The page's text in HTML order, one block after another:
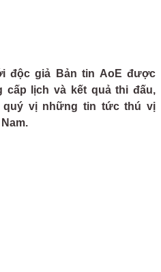
độc giả Bản tin AoE được
cấp lịch và kết quả thi đấu,
quý vị những tin tức thú vị